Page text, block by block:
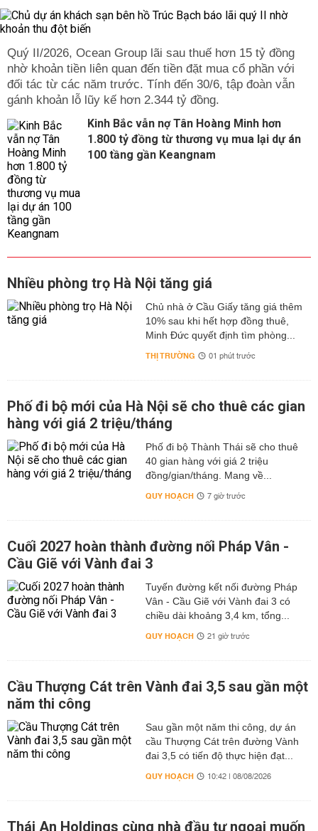
Quý II/2026, Ocean Group lãi sau thuế hơn 15 tỷ đồng
nhờ khoản tiền liên quan đến tiền đặt mua cổ phần với
đối tác từ các năm trước. Tính đến 30/6, tập đoàn vẫn
gánh khoản lỗ lũy kế hơn 2.344 tỷ đồng.
Kinh Bắc vẫn nợ Tân Hoàng Minh hơn
1.800 tỷ đồng từ thương vụ mua lại dự án
100 tầng gần Keangnam
Nhiều phòng trọ Hà Nội tăng giá
Chủ nhà ở Cầu Giấy tăng giá thêm
10% sau khi hết hợp đồng thuê,
Minh Đức quyết định tìm phòng...
THỊ TRƯỜNG 01 phút trước
Phố đi bộ mới của Hà Nội sẽ cho thuê các gian
hàng với giá 2 triệu/tháng
Phố đi bộ Thành Thái sẽ cho thuê
40 gian hàng với giá 2 triệu
đồng/gian/tháng. Mang về...
QUY HOẠCH 7 giờ trước
Cuối 2027 hoàn thành đường nối Pháp Vân -
Cầu Giẽ với Vành đai 3
Tuyến đường kết nối đường Pháp
Vân - Cầu Giẽ với Vành đai 3 có
chiều dài khoảng 3,4 km, tổng...
QUY HOẠCH 21 giờ trước
Cầu Thượng Cát trên Vành đai 3,5 sau gần một
năm thi công
Sau gần một năm thi công, dự án
cầu Thượng Cát trên đường Vành
đai 3,5 có tiến độ thực hiện đạt...
QUY HOẠCH 10:42 | 08/08/2026
Thái An Holdings cùng nhà đầu tư ngoại muốn